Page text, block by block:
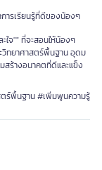
ารเรียนรู้ที่ดีของน้องๆ
จ"" ที่จะสอนให้น้องๆ
วิทยาศาสตร์พื้นฐาน อุดม
สร้างอนาคตที่ดีและแข็ง
ร์พื้นฐาน #เพิ่มพูนความรู้